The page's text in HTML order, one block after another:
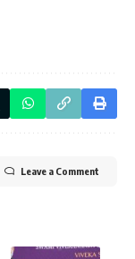
Leave a Comment